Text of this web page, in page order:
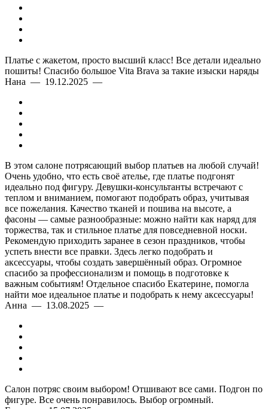
Платье с жакетом, просто высший класс! Все детали идеально
пошиты! Спасибо большое Vita Brava за такие изыски наряды
Нана — 19.12.2025 —
В этом салоне потрясающий выбор платьев на любой случай!
Очень удобно, что есть своё ателье, где платье подгонят
идеально под фигуру. Девушки-консультанты встречают с
теплом и вниманием, помогают подобрать образ, учитывая
все пожелания. Качество тканей и пошива на высоте, а
фасоны — самые разнообразные: можно найти как наряд для
торжества, так и стильное платье для повседневной носки.
Рекомендую приходить заранее в сезон праздников, чтобы
успеть внести все правки. Здесь легко подобрать и
аксессуары, чтобы создать завершённый образ. Огромное
спасибо за профессионализм и помощь в подготовке к
важным событиям! Отдельное спасибо Екатерине, помогла
найти мое идеальное платье и подобрать к нему аксессуары!
Анна — 13.08.2025 —
Салон потряс своим выбором! Отшивают все сами. Подгон по
фигуре. Все очень понравилось. Выбор огромный.